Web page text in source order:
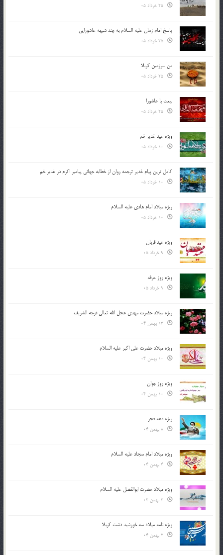
پاسخ امام زمان علیه السلام به چند شبهه عاشورایی
من سرزمین کربلا
بیعت با عاشورا
ویژه عید غدیر خم
کامل ترین پیام غدیر ترجمه روان از خطابه جهانی پیامبر اکرم در غدیر خم
ویژه میلاد امام هادی علیه السلام
ویژه عید قربان
ویژه روز عرفه
ویژه میلاد حضرت مهدی عجل الله تعالی فرجه الشريف
ویژه میلاد حضرت علی اکبر علیه السلام
ویژه روز جوان
ویژه دهه فجر
ویژه میلاد امام سجاد علیه السلام
ویژه میلاد حضرت ابوالفضل علیه السلام
ویژه نامه میلاد سه خورشید دشت کربلا